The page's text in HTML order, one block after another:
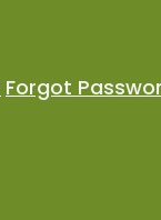
Forgot